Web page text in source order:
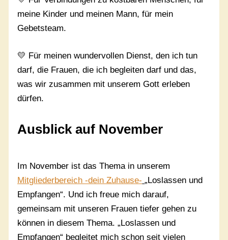
meine Kinder und meinen Mann, für mein
Gebetsteam.
💛 Für meinen wundervollen Dienst, den ich tun
darf, die Frauen, die ich begleiten darf und das,
was wir zusammen mit unserem Gott erleben
dürfen.
Ausblick auf November
Im November ist das Thema in unserem
Mitgliederbereich -dein Zuhause- „Loslassen und
Empfangen“. Und ich freue mich darauf,
gemeinsam mit unseren Frauen tiefer gehen zu
können in diesem Thema. „Loslassen und
Empfangen“ begleitet mich schon seit vielen